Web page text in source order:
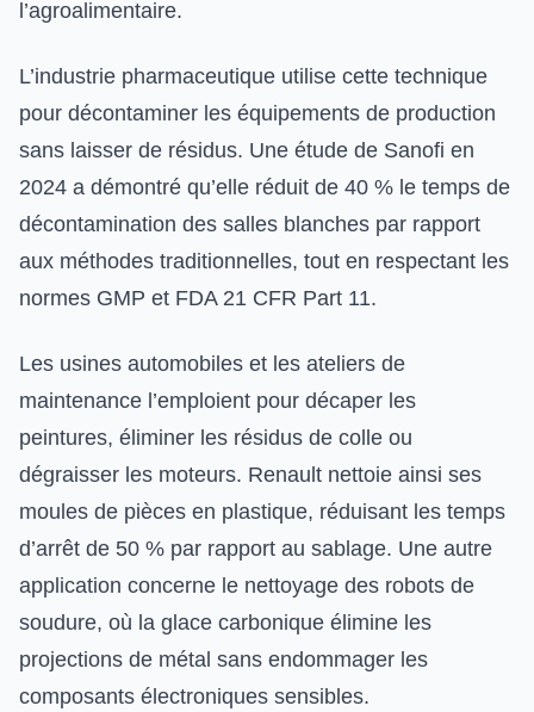
l’agroalimentaire.
L’industrie pharmaceutique utilise cette technique
pour décontaminer les équipements de production
sans laisser de résidus. Une étude de Sanofi en
2024 a démontré qu’elle réduit de 40 % le temps de
décontamination des salles blanches par rapport
aux méthodes traditionnelles, tout en respectant les
normes GMP et FDA 21 CFR Part 11.
Les usines automobiles et les ateliers de
maintenance l’emploient pour décaper les
peintures, éliminer les résidus de colle ou
dégraisser les moteurs. Renault nettoie ainsi ses
moules de pièces en plastique, réduisant les temps
d’arrêt de 50 % par rapport au sablage. Une autre
application concerne le nettoyage des robots de
soudure, où la glace carbonique élimine les
projections de métal sans endommager les
composants électroniques sensibles.